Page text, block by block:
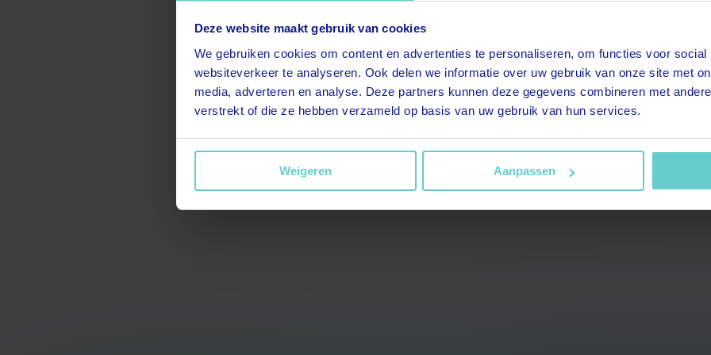
Deze website maakt gebruik van cookies
We gebruiken cookies om content en advertenties te personaliseren, om functies voor
websiteverkeer te analyseren. Ook delen we informatie over uw gebruik van onze site met
media, adverteren en analyse. Deze partners kunnen deze gegevens combineren met
verstrekt of die ze hebben verzameld op basis van uw gebruik van hun services.
Weigeren Aanpassen
t.title.replaceAll is not a
function